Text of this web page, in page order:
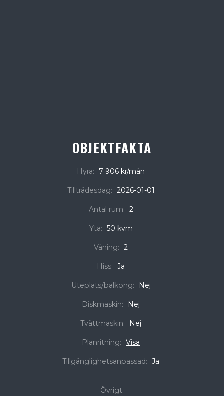
OBJEKTFAKTA
Hyra: 7 906 kr/mån
Tillträdesdag: 2026-01-01
Antal rum: 2
Yta: 50 kvm
Våning: 2
Hiss: Ja
Uteplats/balkong: Nej
Diskmaskin: Nej
Tvättmaskin: Nej
Planritning: Visa
Tillgänglighetsanpassad: Ja
Övrigt: